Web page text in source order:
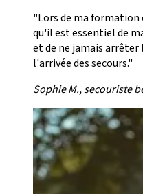
"Lors de ma formation
qu'il est essentiel de
et de ne jamais arrêter
l'arrivée des secours."
Sophie M., secouriste